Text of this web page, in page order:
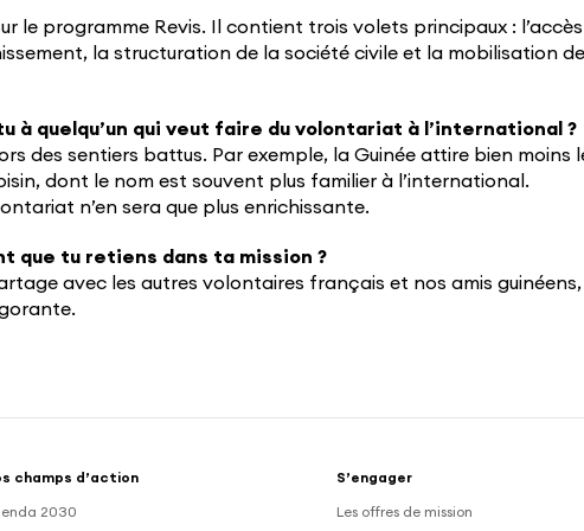
le programme Revis. Il contient trois volets principaux :
la structuration de la société civile et la mobilisation
à quelqu’un qui veut faire du volontariat à l’international ?
des sentiers battus. Par exemple, la Guinée attire bien moins
dont le nom est souvent plus familier à l’international.
n’en sera que plus enrichissante.
que tu retiens dans ta mission ?
avec les autres volontaires français et nos amis guinéens,
champs d’action
2030
S’engager
Les offres de mission